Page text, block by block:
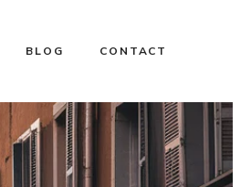
BLOG CONTACT